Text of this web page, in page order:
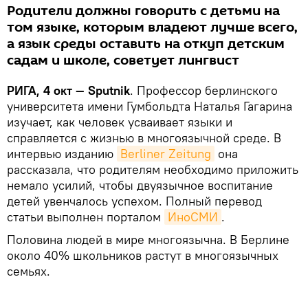
Родители должны говорить с детьми на
том языке, которым владеют лучше всего,
а язык среды оставить на откуп детским
садам и школе, советует лингвист
РИГА, 4 окт — Sputnik. Профессор берлинского
университета имени Гумбольдта Наталья Гагарина
изучает, как человек усваивает языки и
справляется с жизнью в многоязычной среде. В
интервью изданию Berliner Zeitung она
рассказала, что родителям необходимо приложить
немало усилий, чтобы двуязычное воспитание
детей увенчалось успехом. Полный перевод
статьи выполнен порталом ИноСМИ .
Половина людей в мире многоязычна. В Берлине
около 40% школьников растут в многоязычных
семьях.